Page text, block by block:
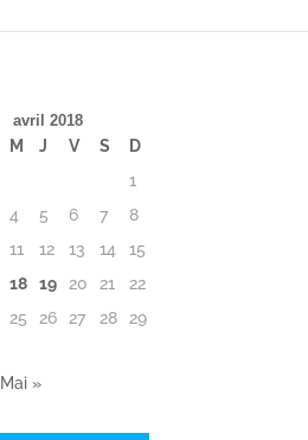
avril 2018
M J V S
D
1
4 5 6 7
8
11 12 13 14
15
18 19 20 21
22
25 26 27 28
29
Mai »